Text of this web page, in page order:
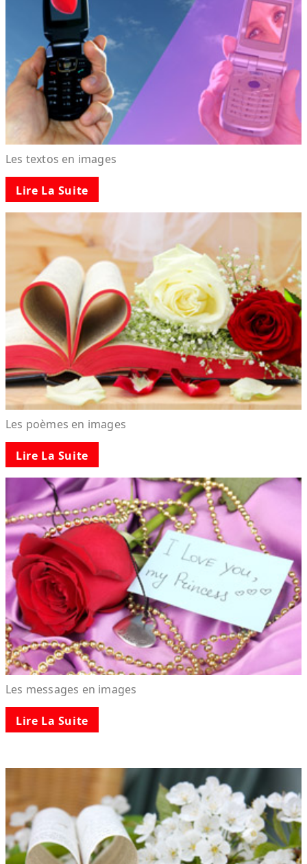
Les textos en images
Lire La Suite
Les poèmes en images
Lire La Suite
Les messages en images
Lire La Suite